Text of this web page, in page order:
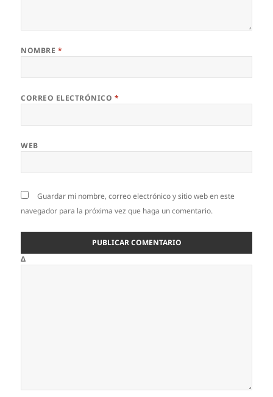
NOMBRE *
CORREO ELECTRÓNICO *
WEB
Guardar mi nombre, correo electrónico y sitio web en este
navegador para la próxima vez que haga un comentario.
Δ